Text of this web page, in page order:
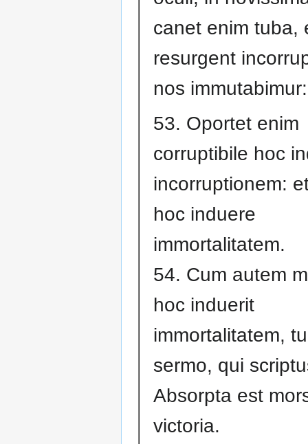
canet enim tuba,
resurgent
nos immutabimur:
53. Oportet enim
corruptibile hoc
incorruptionem:
hoc induere
immortalitatem.
54. Cum autem
hoc induerit
immortalitatem,
sermo, qui
Absorpta est
victoria.